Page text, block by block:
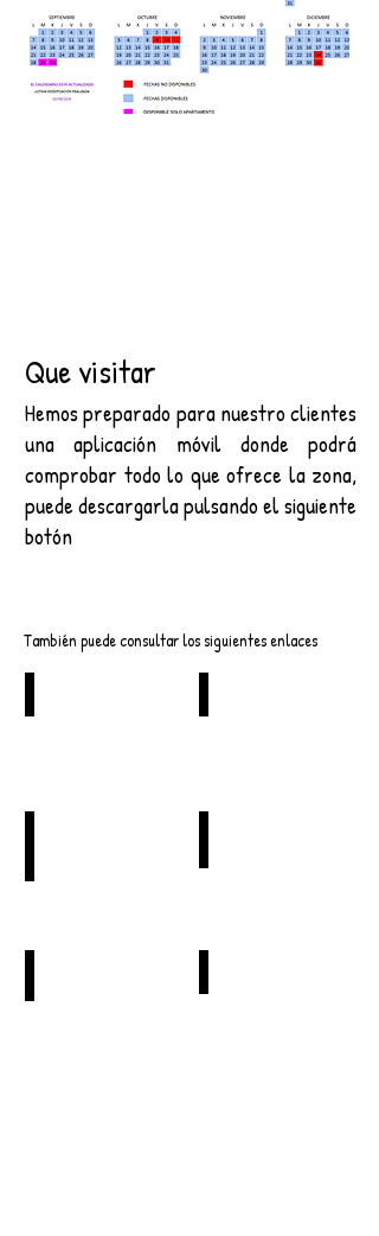
Que visitar
Hemos preparado para nuestro clientes
una aplicación móvil donde podrá
comprobar todo lo que ofrece la zona,
puede descargarla pulsando el siguiente
botón
También puede consultar los siguientes enlaces